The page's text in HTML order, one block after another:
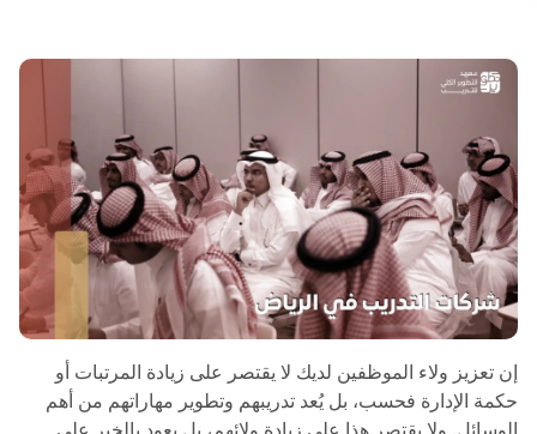
إن تعزيز ولاء الموظفين لديك لا يقتصر على زيادة المرتبات أو
حكمة الإدارة فحسب، بل يُعد تدريبهم وتطوير مهاراتهم من أهم